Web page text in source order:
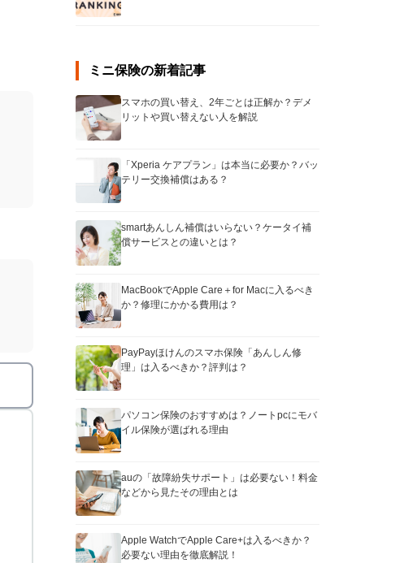
ミニ保険の新着記事
スマホの買い替え、2年ごとは正解か？デメ
リットや買い替えない人を解説
「Xperia ケアプラン」は本当に必要か？バッ
テリー交換補償はある？
smartあんしん補償はいらない？ケータイ補
償サービスとの違いとは？
MacBookでApple Care＋for Macに入るべき
か？修理にかかる費用は？
PayPayほけんのスマホ保険「あんしん修
理」は入るべきか？評判は？
パソコン保険のおすすめは？ノートpcにモバ
イル保険が選ばれる理由
auの「故障紛失サポート」は必要ない！料金
などから見たその理由とは
Apple WatchでApple Care+は入るべきか？
必要ない理由を徹底解説！